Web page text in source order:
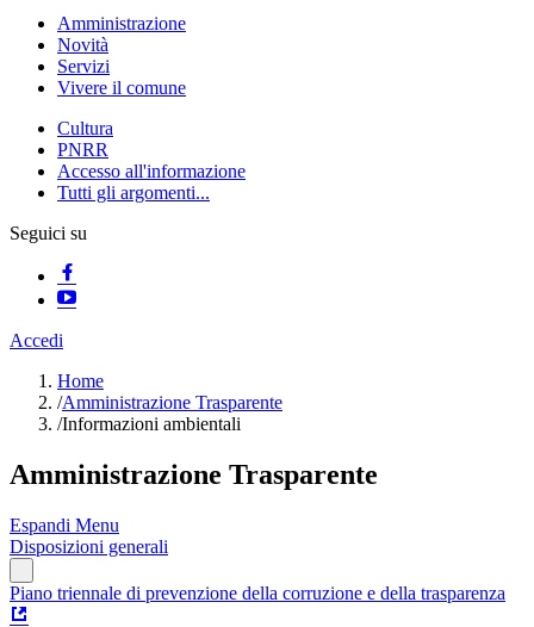
Amministrazione
Novità
Servizi
Vivere il comune
Cultura
PNRR
Accesso all'informazione
Tutti gli argomenti...
Seguici su
Accedi
Home
/Amministrazione Trasparente
/Informazioni ambientali
Amministrazione Trasparente
Espandi Menu
Disposizioni generali
Piano triennale di prevenzione della corruzione e della trasparenza